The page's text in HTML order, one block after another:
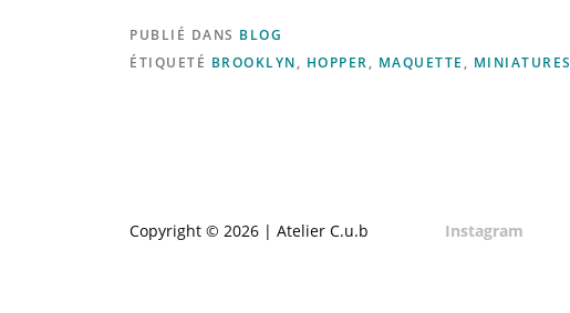
PUBLIÉ DANS BLOG
ÉTIQUETÉ BROOKLYN, HOPPER, MAQUETTE , MINIATURES
Copyright © 2026 | Atelier C.u.b Instagram